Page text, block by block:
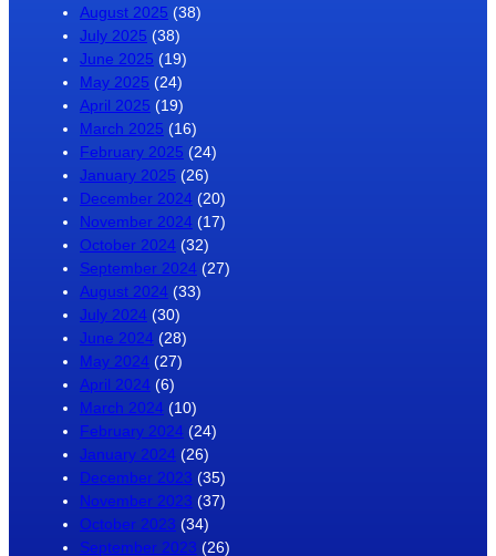
August 2025 (38)
July 2025 (38)
June 2025 (19)
May 2025 (24)
April 2025 (19)
March 2025 (16)
February 2025 (24)
January 2025 (26)
December 2024 (20)
November 2024 (17)
October 2024 (32)
September 2024 (27)
August 2024 (33)
July 2024 (30)
June 2024 (28)
May 2024 (27)
April 2024 (6)
March 2024 (10)
February 2024 (24)
January 2024 (26)
December 2023 (35)
November 2023 (37)
October 2023 (34)
September 2023 (26)